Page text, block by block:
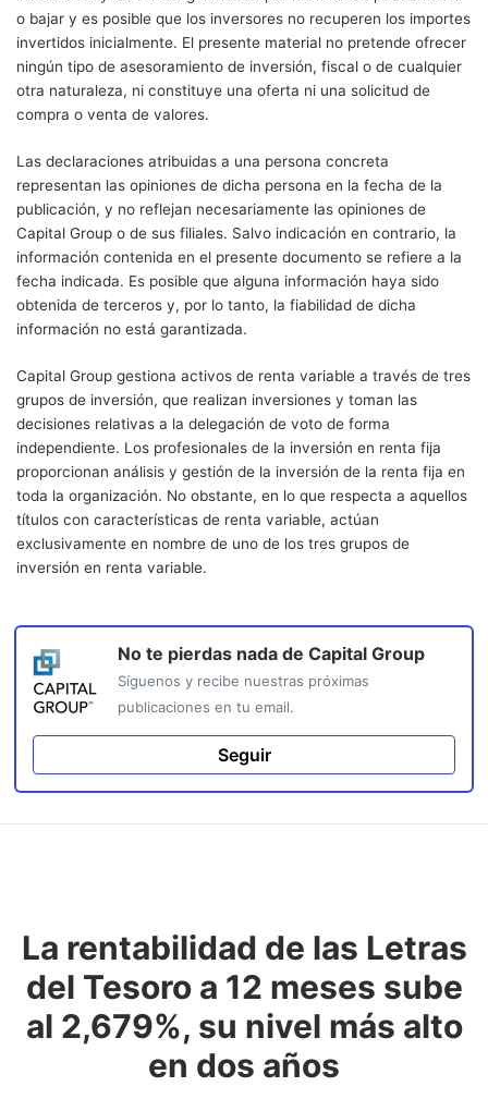
o bajar y es posible que los inversores no recuperen los importes
invertidos inicialmente. El presente material no pretende ofrecer
ningún tipo de asesoramiento de inversión, fiscal o de cualquier
otra naturaleza, ni constituye una oferta ni una solicitud de
compra o venta de valores.
Las declaraciones atribuidas a una persona concreta
representan las opiniones de dicha persona en la fecha de la
publicación, y no reflejan necesariamente las opiniones de
Capital Group o de sus filiales. Salvo indicación en contrario, la
información contenida en el presente documento se refiere a la
fecha indicada. Es posible que alguna información haya sido
obtenida de terceros y, por lo tanto, la fiabilidad de dicha
información no está garantizada.
Capital Group gestiona activos de renta variable a través de tres
grupos de inversión, que realizan inversiones y toman las
decisiones relativas a la delegación de voto de forma
independiente. Los profesionales de la inversión en renta fija
proporcionan análisis y gestión de la inversión de la renta fija en
toda la organización. No obstante, en lo que respecta a aquellos
títulos con características de renta variable, actúan
exclusivamente en nombre de uno de los tres grupos de
inversión en renta variable.
No te pierdas nada de Capital Group
Síguenos y recibe nuestras próximas
publicaciones en tu email.
Seguir
La rentabilidad de las Letras
del Tesoro a 12 meses sube
al 2,679%, su nivel más alto
en dos años